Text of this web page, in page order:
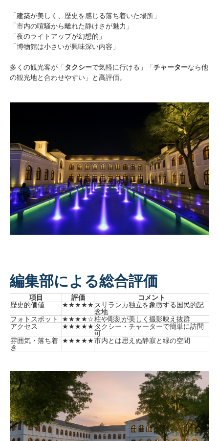
「建築が美しく、歴史を感じる落ち着いた場所」
「市内の喧騒から離れた静けさが魅力」
「夜のライトアップが幻想的」
「博物館は小さいが興味深い内容」
多くの観光客が「タクシーで気軽に行ける」「チャーターなら他
の観光地と合わせやすい」と高評価。
編集部による総合評価
項目 評価
コメント
歴史的価値
★★★★★ スリランカ独立を象徴する国民的記
念地
フォトスポット
★★★★☆柱や彫刻が美しく撮影映え抜群
アクセス
★★★★★ タクシー・チャーターで簡単に訪問
可
雰囲気・落ち着
き
★★★★★市内とは思えぬ静寂と緑の空間